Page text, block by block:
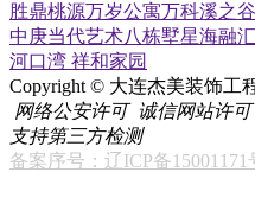
胜鼎桃源万岁公寓万科溪之谷
中庚当代艺术八栋墅星海融汇
河口湾 祥和家园
Copyright © 大连杰美装饰工
网络公安许可 诚信网站许可
支持第三方检测
备案序号：辽ICP备15001171